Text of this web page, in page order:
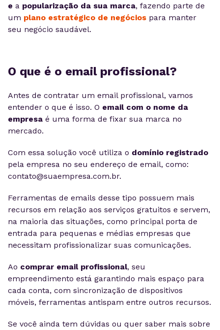
e a popularização da sua marca, fazendo parte de
um plano estratégico de negócios para manter
seu negócio saudável.
O que é o email profissional?
Antes de contratar um email profissional, vamos
entender o que é isso. O email com o nome da
empresa é uma forma de fixar sua marca no
mercado.
Com essa solução você utiliza o domínio registrado
pela empresa no seu endereço de email, como:
contato@suaempresa.com.br.
Ferramentas de emails desse tipo possuem mais
recursos em relação aos serviços gratuitos e servem,
na maioria das situações, como principal porta de
entrada para pequenas e médias empresas que
necessitam profissionalizar suas comunicações.
Ao comprar email profissional, seu
empreendimento está garantindo mais espaço para
cada conta, com sincronização de dispositivos
móveis, ferramentas antispam entre outros recursos.
Se você ainda tem dúvidas ou quer saber mais sobre